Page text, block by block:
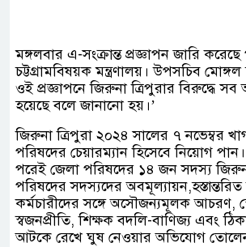
মঙ্গলবার এ-সংক্রান্ত প্রজ্ঞাপন জারি করেছে
চট্টগ্রামবিষয়ক মন্ত্রণালয়। উপসচিব মোঙ্গল
ওই প্রজ্ঞাপনে জিরুনা ত্রিপুরার বিরুদ্ধে
হয়েছে বলে জানানো হয়।’
জিরুনা ত্রিপুরা ২০২৪ সালের ৭ নভেম্বর
পরিষদের চেয়ারম্যান হিসেবে নিয়োগ
পরেই জেলা পরিষদের ১৪ জন সদস্য জিরুনা
পরিষদের সদস্যদের অবমূল্যায়ন,হস্তান্তরিত
কর্মচারীদের সঙ্গে অসৌজন্যমূলক আচরণ,
স্বজনপ্রীতি, শিক্ষক বদলি-বাণিজ্য এবং
আটকে রেখে ঘুষ নেওয়ার অভিযোগ